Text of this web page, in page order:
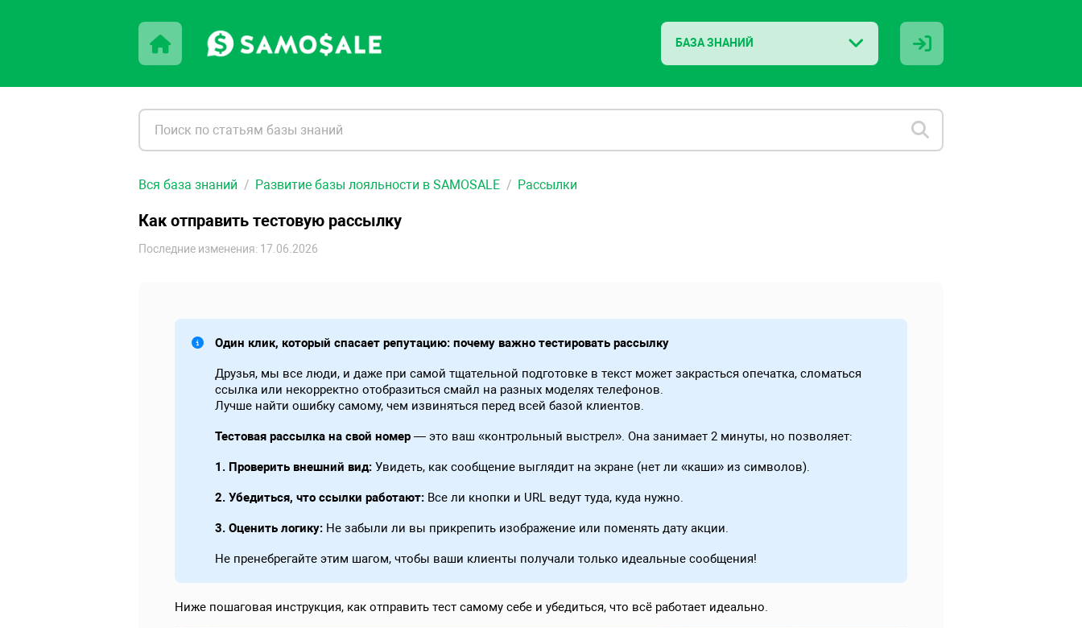
БАЗА ЗНАНИЙ
Вся база знаний Развитие базы лояльности в SAMOSALE Рассылки
Как отправить тестовую рассылку
Последние изменения: 17.06.2026
Один клик, который спасает репутацию: почему важно тестировать рассылку
Друзья, мы все люди, и даже при самой тщательной подготовке в текст может закрасться опечатка, сломаться
ссылка или некорректно отобразиться смайл на разных моделях телефонов.
Лучше найти ошибку самому, чем извиняться перед всей базой клиентов.
Тестовая рассылка на свой номер — это ваш «контрольный выстрел». Она занимает 2 минуты, но позволяет:
1. Проверить внешний вид: Увидеть, как сообщение выглядит на экране (нет ли «каши» из символов).
2. Убедиться, что ссылки работают: Все ли кнопки и URL ведут туда, куда нужно.
3. Оценить логику: Не забыли ли вы прикрепить изображение или поменять дату акции.
Не пренебрегайте этим шагом, чтобы ваши клиенты получали только идеальные сообщения!
Ниже пошаговая инструкция, как отправить тест самому себе и убедиться, что всё работает идеально.